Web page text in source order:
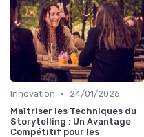
Innovation •
24/01/2026
Maîtriser les Techniques du
Storytelling : Un Avantage
Compétitif pour les